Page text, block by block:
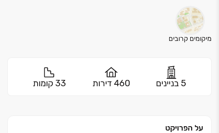
מיקומים קרובים
5 בניינים 460 דירות 33 קומות
על הפרויקט